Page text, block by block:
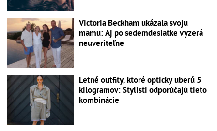
Victoria Beckham ukázala svoju
mamu: Aj po sedemdesiatke vyzerá
neuveriteľne
Letné outfity, ktoré opticky uberú 5
kilogramov: Stylisti odporúčajú tieto
kombinácie